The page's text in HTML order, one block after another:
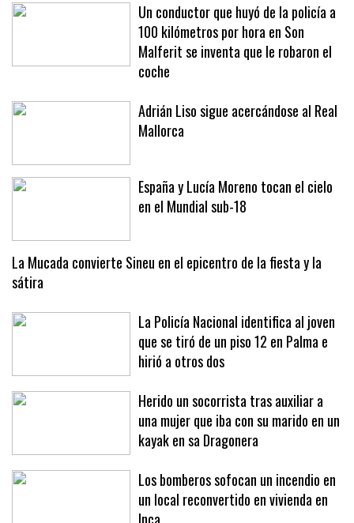
Un conductor que huyó de la policía a
100 kilómetros por hora en Son
Malferit se inventa que le robaron el
coche
Adrián Liso sigue acercándose al Real
Mallorca
España y Lucía Moreno tocan el cielo
en el Mundial sub-18
La Mucada convierte Sineu en el epicentro de la fiesta y la
sátira
La Policía Nacional identifica al joven
que se tiró de un piso 12 en Palma e
hirió a otros dos
Herido un socorrista tras auxiliar a
una mujer que iba con su marido en un
kayak en sa Dragonera
Los bomberos sofocan un incendio en
un local reconvertido en vivienda en
Inca